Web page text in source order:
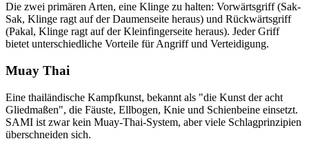
Die zwei primären Arten, eine Klinge zu halten: Vorwärtsgriff (Sak-
Sak, Klinge ragt auf der Daumenseite heraus) und Rückwärtsgriff
(Pakal, Klinge ragt auf der Kleinfingerseite heraus). Jeder Griff
bietet unterschiedliche Vorteile für Angriff und Verteidigung.
Muay Thai
Eine thailändische Kampfkunst, bekannt als "die Kunst der acht
Gliedmaßen", die Fäuste, Ellbogen, Knie und Schienbeine einsetzt.
SAMI ist zwar kein Muay-Thai-System, aber viele Schlagprinzipien
überschneiden sich.